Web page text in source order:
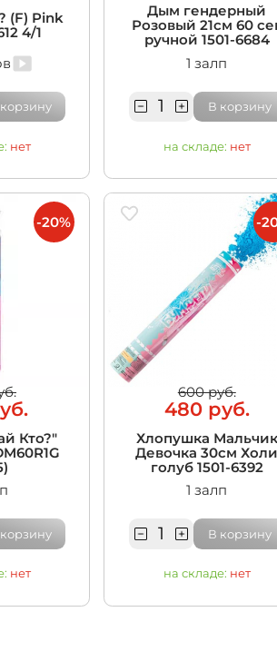
(F) Pink
4/1
нет
Дым гендерный
Розовый 21см 60
ручной 1501-6684
1 залп
В корзину
на складе: нет
Кто?"
нет
-20%
600 руб.
480 руб.
Хлопушка Мальчик
Девочка 30см Холи
голуб 1501-6392
1 залп
В корзину
на складе: нет
-